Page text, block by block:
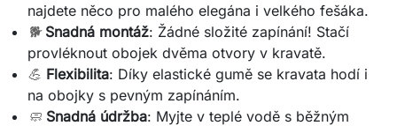
najdete něco pro malého elegána i velkého fešáka.
🐕 Snadná montáž: Žádné složité zapínání! Stačí
provléknout obojek dvěma otvory v kravatě.
💪 Flexibilita: Díky elastické gumě se kravata hodí i
na obojky s pevným zapínáním.
🧼 Snadná údržba: Myjte v teplé vodě s běžným